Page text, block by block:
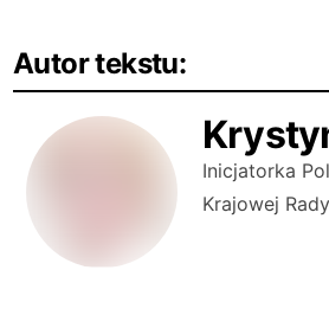
Autor tekstu:
Inicjatorka
Krajowej